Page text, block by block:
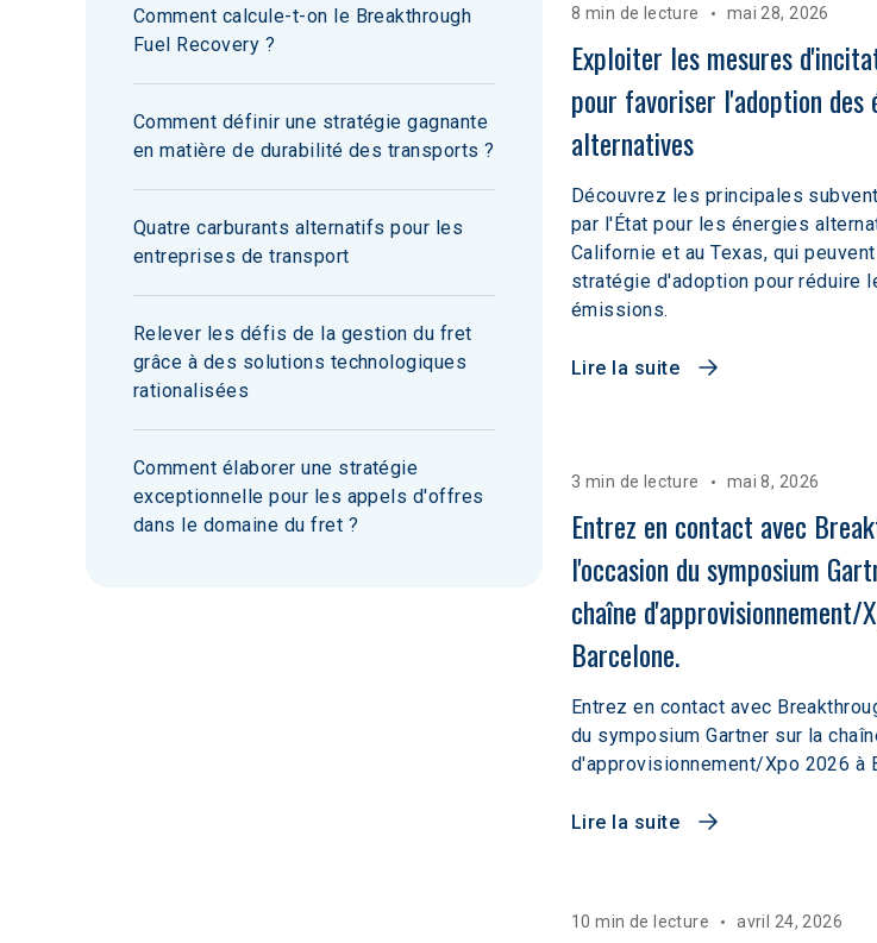
Comment calcule-t-on le Breakthrough
Fuel Recovery ?
Comment définir une stratégie gagnante
en matière de durabilité des transports ?
Quatre carburants alternatifs pour les
entreprises de transport
Relever les défis de la gestion du fret
grâce à des solutions technologiques
rationalisées
Comment élaborer une stratégie
exceptionnelle pour les appels d'offres
dans le domaine du fret ?
8 min de lecture mai 28, 2026
Exploiter les mesures
pour favoriser l'adoption des
alternatives
Découvrez les principales
par l'État pour les énergies
Californie et au Texas, qui
stratégie d'adoption pour réduire
émissions.
Lire la suite
3 min de lecture mai 8, 2026
Entrez en contact avec
l'occasion du symposium
chaîne d'approvisionnement/
Barcelone.
Entrez en contact avec
du symposium Gartner sur la
d'approvisionnement/Xpo 2026 à
Lire la suite
10 min de lecture avril 24, 2026